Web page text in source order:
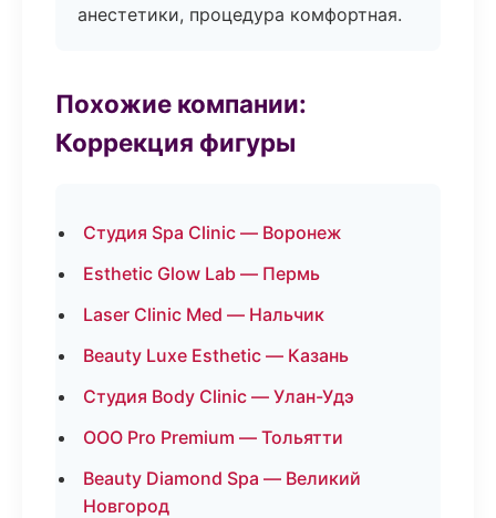
анестетики, процедура комфортная.
Похожие компании:
Коррекция фигуры
Студия Spa Clinic — Воронеж
Esthetic Glow Lab — Пермь
Laser Clinic Med — Нальчик
Beauty Luxe Esthetic — Казань
Студия Body Clinic — Улан-Удэ
ООО Pro Premium — Тольятти
Beauty Diamond Spa — Великий
Новгород